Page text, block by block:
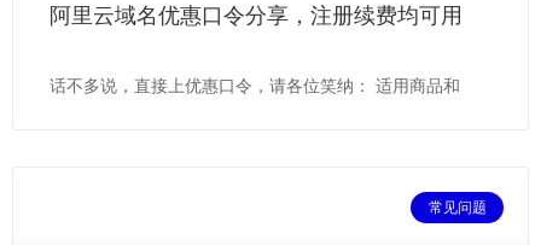
阿里云域名优惠口令分享，注册续费均可用
话不多说，直接上优惠口令，请各位笑纳： 适用商品和
常见问题